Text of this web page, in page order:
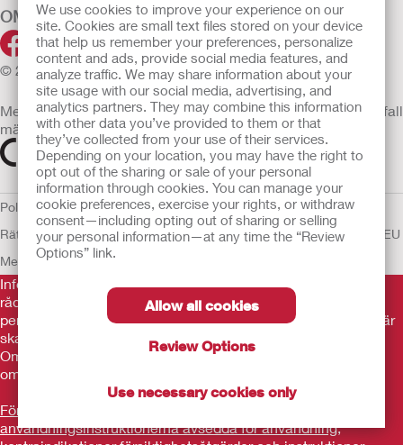
We use cookies to improve your experience on our
site. Cookies are small text files stored on your device
that help us remember your preferences, personalize
content and ads, provide social media features, and
analyze traffic. We may share information about your
site usage with our social media, advertising, and
analytics partners. They may combine this information
with other data you’ve provided to them or that
they’ve collected from your use of their services.
Depending on your location, you may have the right to
opt out of the sharing or sale of your personal
information through cookies. You can manage your
cookie preferences, exercise your rights, or withdraw
consent—including opting out of sharing or selling
your personal information—at any time the “Review
Options” link.
Allow all cookies
Review Options
Use necessary cookies only
OM OSS
© 2026 Hollister Incorporated
Medicintekniska enheter som säljs i EU är i förekommande fall
märkta med någon av följande symboler
Policy för Mänskliga
Rättigheter AnvändarvillkorSekretesspolicy Användning av cookies
EU
Meddelande till Visselblåsare
Informationen som finns här är inte avsedd som medicinsk
rådgivning och är inte en ersättning för de råd du får av din
personliga läkare eller annan vårdpersonal. Informationen här
ska inte användas som hjälp i akuta medicinska situationer.
Om du är i en akut medicinsk situation ska du personligen
omedelbart söka medicinsk behandling.
Före användning var noga med att läsa
användningsinstruktionerna avsedda för användning,